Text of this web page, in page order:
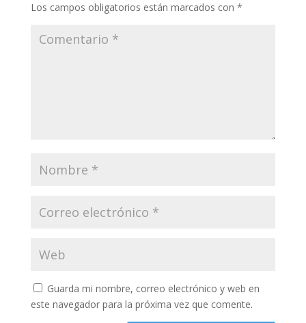
Los campos obligatorios están marcados con *
Guarda mi nombre, correo electrónico y web en
este navegador para la próxima vez que comente.